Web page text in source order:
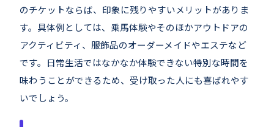
のチケットならば、印象に残りやすいメリットがありま
す。具体例としては、乗馬体験やそのほかアウトドアの
アクティビティ、服飾品のオーダーメイドやエステなど
です。日常生活ではなかなか体験できない特別な時間を
味わうことができるため、受け取った人にも喜ばれやす
いでしょう。